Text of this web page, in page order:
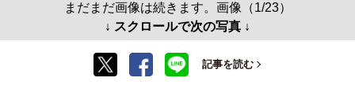
まだまだ画像は続きます。画像（1/23）
↓ スクロールで次の写真 ↓
記事を読む